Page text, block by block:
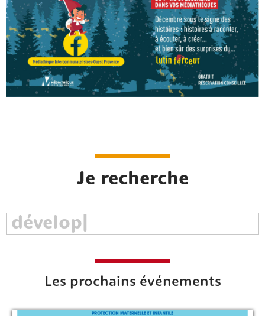
Je recherche
Les prochains événements